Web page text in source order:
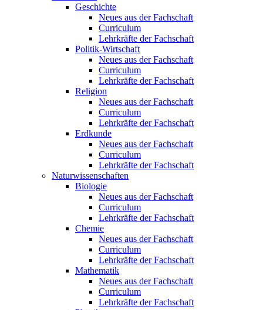
Geschichte
Neues aus der Fachschaft
Curriculum
Lehrkräfte der Fachschaft
Politik-Wirtschaft
Neues aus der Fachschaft
Curriculum
Lehrkräfte der Fachschaft
Religion
Neues aus der Fachschaft
Curriculum
Lehrkräfte der Fachschaft
Erdkunde
Neues aus der Fachschaft
Curriculum
Lehrkräfte der Fachschaft
Naturwissenschaften
Biologie
Neues aus der Fachschaft
Curriculum
Lehrkräfte der Fachschaft
Chemie
Neues aus der Fachschaft
Curriculum
Lehrkräfte der Fachschaft
Mathematik
Neues aus der Fachschaft
Curriculum
Lehrkräfte der Fachschaft